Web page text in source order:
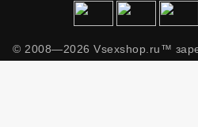
© 2008—2026 Vsexshop.ru™